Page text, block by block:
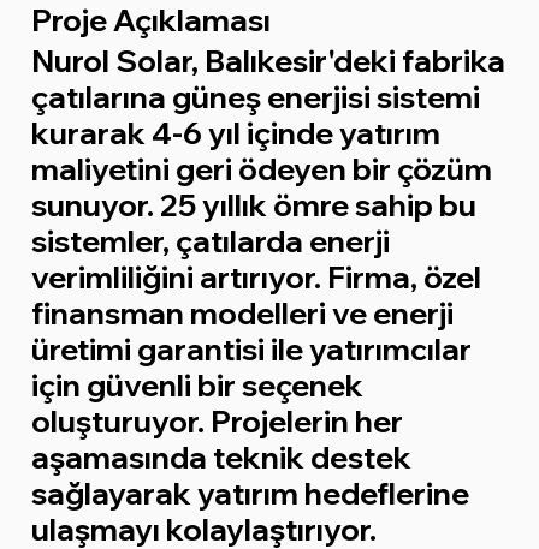
Proje Açıklaması
Nurol Solar, Balıkesir'deki fabrika
çatılarına güneş enerjisi sistemi
kurarak 4-6 yıl içinde yatırım
maliyetini geri ödeyen bir çözüm
sunuyor. 25 yıllık ömre sahip bu
sistemler, çatılarda enerji
verimliliğini artırıyor. Firma, özel
finansman modelleri ve enerji
üretimi garantisi ile yatırımcılar
için güvenli bir seçenek
oluşturuyor. Projelerin her
aşamasında teknik destek
sağlayarak yatırım hedeflerine
ulaşmayı kolaylaştırıyor.